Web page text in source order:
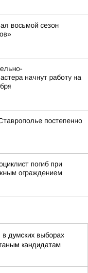
восьмой сезон
начнут работу на
постепенно
погиб при
ограждением
думских выборах
кандидатам